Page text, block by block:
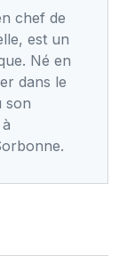
chef de
est un
Né en
dans le
son